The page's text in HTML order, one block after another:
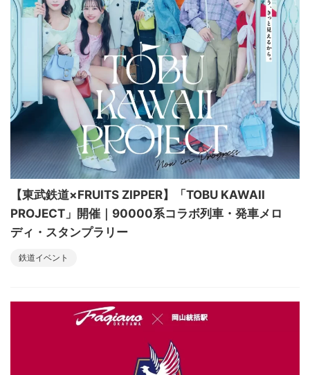
【東武鉄道×FRUITS ZIPPER】「TOBU KAWAII
PROJECT」開催｜90000系コラボ列車・発車メロ
ディ・スタンプラリー
鉄道イベント